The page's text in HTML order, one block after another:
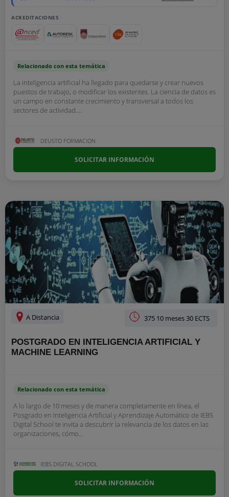
ACREDITACIONES
Relacionado con esta temática
La inteligencia artificial ha llegado para quedarse y crear nuevos
puestos de trabajo, o modificar los existentes. La ciencia de datos es
un campo en constante crecimiento y transversal a todos los
sectores de actividad....
DEUSTO FORMACION
SOLICITAR INFORMACIÓN
A Distancia 375 10 meses 30 ECTS
POSTGRADO EN INTELIGENCIA ARTIFICIAL Y
MACHINE LEARNING
Relacionado con esta temática
A lo largo de 10 meses y de manera completamente en línea, el
Posgrado en Inteligencia Artificial y Aprendizaje Automático de IEBS
Digital School te invita a descubrir la relevancia de los datos en las
organizaciones, cómo...
IEBS DIGITAL SCHOOL
SOLICITAR INFORMACIÓN